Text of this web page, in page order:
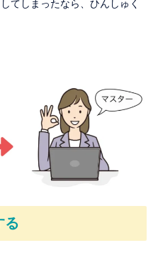
てしまったなら、ひんしゅく
る